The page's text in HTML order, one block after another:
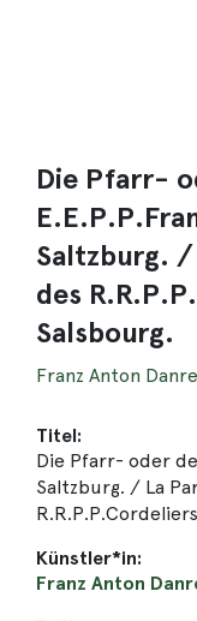
Die Pfarr-
Saltzburg. /
des
Salsbourg.
Franz Anton
Titel:
Die Pfarr- oder
Saltzburg. / La
Künstler*in:
Franz Anton